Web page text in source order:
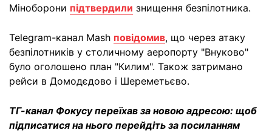
Міноборони підтвердили знищення безпілотника.
Telegram-канал Mash повідомив, що через атаку
безпілотників у столичному аеропорту "Внуково"
було оголошено план "Килим". Також затримано
рейси в Домодєдово і Шереметьєво.
ТГ-канал Фокусу переїхав за новою адресою: щоб
підписатися на нього перейдіть за посиланням